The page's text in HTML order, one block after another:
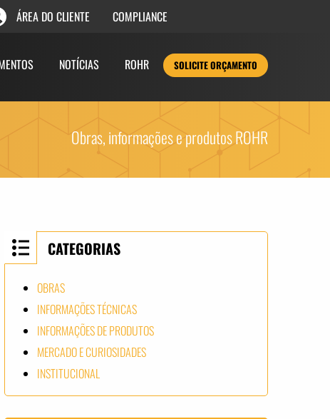
ÁREA DO CLIENTE COMPLIANCE
NOTÍCIAS ROHR SOLICITE ORÇAMENTO
Obras, informações e produtos ROHR
CATEGORIAS
OBRAS
INFORMAÇÕES TÉCNICAS
INFORMAÇÕES DE PRODUTOS
MERCADO E CURIOSIDADES
INSTITUCIONAL